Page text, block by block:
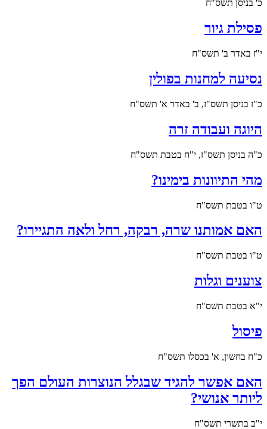
כ' בניסן תשס"ח
פסילת גיור
י"ז באדר ב' תשס"ח
נסיעה למחנות בפולין
כ"ז בניסן תשס"ז, ב' באדר א' תשס"ח
היוגה ועבודה זרה
כ"ה בניסן תשס"ז, י"ח בטבת תשס"ח
מהי התיוונות בימינו?
ט"ו בטבת תשס"ח
האם אמותנו שרה, רבקה, רחל ולאה התגיירו?
ט"ו בטבת תשס"ח
צוענים וגלות
י"א בטבת תשס"ח
פיסול
כ"ח בחשון, א' בכסלו תשס"ח
האם אפשר להגיד שבגלל הנוצרות העולם הפך
ליותר אנושי?
י"ב בתשרי תשס"ח